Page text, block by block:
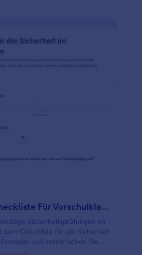
Sicherheitscheckliste Für Vorschulklassenform
Sicherheitsprüfungen im
dem Checkliste für die Sicherheit
und vereinfachen Sie